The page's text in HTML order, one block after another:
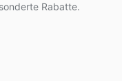
Rabatte.